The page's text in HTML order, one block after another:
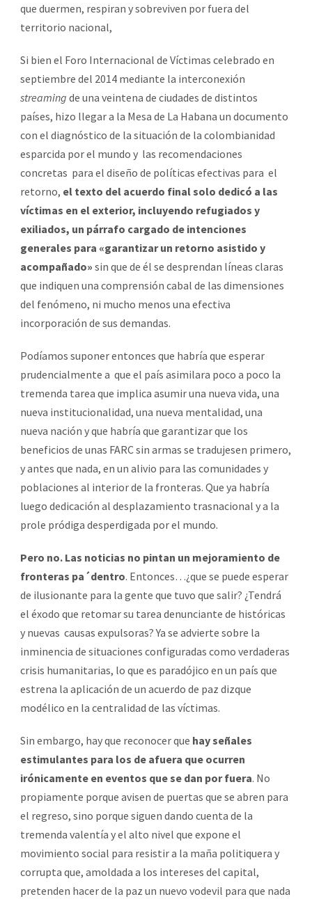
que duermen, respiran y sobreviven por fuera del
territorio nacional,
Si bien el Foro Internacional de Víctimas celebrado en
septiembre del 2014 mediante la interconexión
streaming de una veintena de ciudades de distintos
países, hizo llegar a la Mesa de La Habana un documento
con el diagnóstico de la situación de la colombianidad
esparcida por el mundo y las recomendaciones
concretas para el diseño de políticas efectivas para el
retorno, el texto del acuerdo final solo dedicó a las
víctimas en el exterior, incluyendo refugiados y
exiliados, un párrafo cargado de intenciones
generales para «garantizar un retorno asistido y
acompañado» sin que de él se desprendan líneas claras
que indiquen una comprensión cabal de las dimensiones
del fenómeno, ni mucho menos una efectiva
incorporación de sus demandas.
Podíamos suponer entonces que habría que esperar
prudencialmente a que el país asimilara poco a poco la
tremenda tarea que implica asumir una nueva vida, una
nueva institucionalidad, una nueva mentalidad, una
nueva nación y que habría que garantizar que los
beneficios de unas FARC sin armas se tradujesen primero,
y antes que nada, en un alivio para las comunidades y
poblaciones al interior de la fronteras. Que ya habría
luego dedicación al desplazamiento trasnacional y a la
prole pródiga desperdigada por el mundo.
Pero no. Las noticias no pintan un mejoramiento de
fronteras pa´dentro. Entonces…¿que se puede esperar
de ilusionante para la gente que tuvo que salir? ¿Tendrá
el éxodo que retomar su tarea denunciante de históricas
y nuevas causas expulsoras? Ya se advierte sobre la
inminencia de situaciones configuradas como verdaderas
crisis humanitarias, lo que es paradójico en un país que
estrena la aplicación de un acuerdo de paz dizque
modélico en la centralidad de las víctimas.
Sin embargo, hay que reconocer que hay señales
estimulantes para los de afuera que ocurren
irónicamente en eventos que se dan por fuera. No
propiamente porque avisen de puertas que se abren para
el regreso, sino porque siguen dando cuenta de la
tremenda valentía y el alto nivel que expone el
movimiento social para resistir a la maña politiquera y
corrupta que, amoldada a los intereses del capital,
pretenden hacer de la paz un nuevo vodevil para que nada